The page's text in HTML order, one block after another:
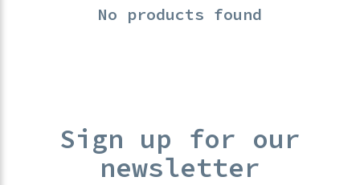
No products found
Sign up for our
newsletter